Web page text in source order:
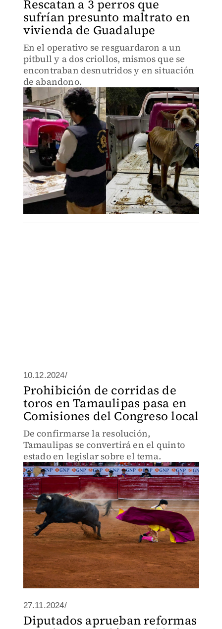
Rescatan a 3 perros que
sufrían presunto maltrato en
vivienda de Guadalupe
En el operativo se resguardaron a un
pitbull y a dos criollos, mismos que se
encontraban desnutridos y en situación
de abandono.
10.12.2024/
Prohibición de corridas de
toros en Tamaulipas pasa en
Comisiones del Congreso local
De confirmarse la resolución,
Tamaulipas se convertirá en el quinto
estado en legislar sobre el tema.
27.11.2024/
Diputados aprueban reformas